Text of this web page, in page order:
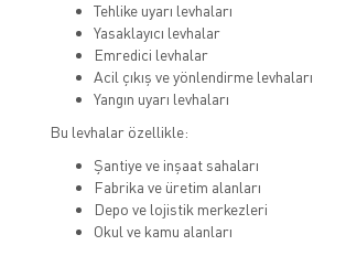
Tehlike uyarı levhaları
Yasaklayıcı levhalar
Emredici levhalar
Acil çıkış ve yönlendirme levhaları
Yangın uyarı levhaları
Bu levhalar özellikle:
Şantiye ve inşaat sahaları
Fabrika ve üretim alanları
Depo ve lojistik merkezleri
Okul ve kamu alanları